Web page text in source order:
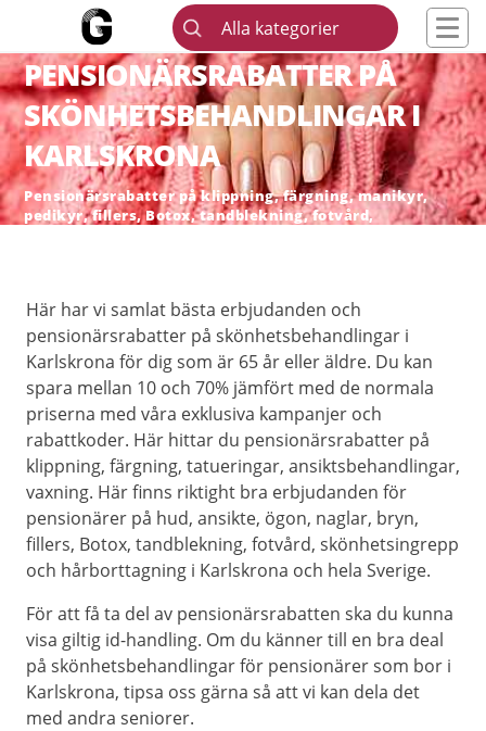
Alla kategorier
PENSIONÄRSRABATTER PÅ
SKÖNHETSBEHANDLINGAR I
KARLSKRONA
Pensionärsrabatter på klippning, färgning, manikyr,
pedikyr, fillers, Botox, tandblekning, fotvård,
Här har vi samlat bästa erbjudanden och
pensionärsrabatter på skönhetsbehandlingar i
Karlskrona för dig som är 65 år eller äldre. Du kan
spara mellan 10 och 70% jämfört med de normala
priserna med våra exklusiva kampanjer och
rabattkoder. Här hittar du pensionärsrabatter på
klippning, färgning, tatueringar, ansiktsbehandlingar,
vaxning. Här finns riktight bra erbjudanden för
pensionärer på hud, ansikte, ögon, naglar, bryn,
fillers, Botox, tandblekning, fotvård, skönhetsingrepp
och hårborttagning i Karlskrona och hela Sverige.
För att få ta del av pensionärsrabatten ska du kunna
visa giltig id-handling. Om du känner till en bra deal
på skönhetsbehandlingar för pensionärer som bor i
Karlskrona, tipsa oss gärna så att vi kan dela det
med andra seniorer.